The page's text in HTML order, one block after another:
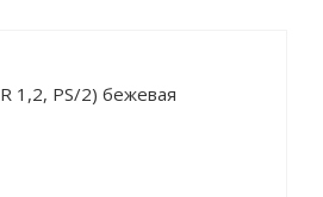
1,2, PS/2) бежевая